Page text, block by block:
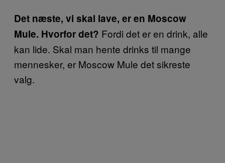
Det næste, vi skal lave, er en Moscow
Mule. Hvorfor det? Fordi det er en drink, alle
kan lide. Skal man hente drinks til mange
mennesker, er Moscow Mule det sikreste
valg.